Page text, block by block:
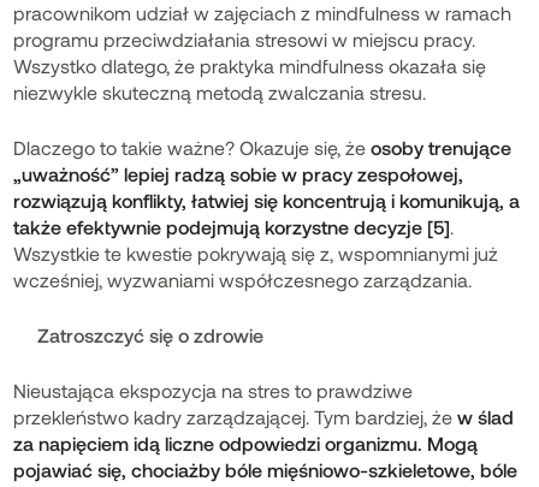
pracownikom udział w zajęciach z mindfulness w ramach
programu przeciwdziałania stresowi w miejscu pracy.
Wszystko dlatego, że praktyka mindfulness okazała się
niezwykle skuteczną metodą zwalczania stresu.
Dlaczego to takie ważne? Okazuje się, żeosoby trenujące
„uważność” lepiej radzą sobie w pracy zespołowej,
rozwiązują konflikty, łatwiej się koncentrują i komunikują, a
także efektywnie podejmują korzystne decyzje [5].
Wszystkie te kwestie pokrywają się z, wspomnianymi już
wcześniej, wyzwaniami współczesnego zarządzania.
Zatroszczyć się o zdrowie
Nieustająca ekspozycja na stres to prawdziwe
przekleństwo kadry zarządzającej. Tym bardziej, żew ślad
za napięciem idą liczne odpowiedzi organizmu. Mogą
pojawiać się, chociażby bóle mięśniowo-szkieletowe, bóle